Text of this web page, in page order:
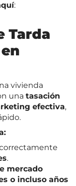
:
Tarda
vivienda
una tasación
efectiva,
.
mercado
o incluso años